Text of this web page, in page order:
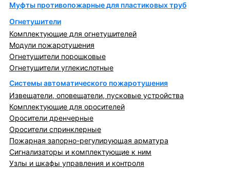
Муфты противопожарные для пластиковых труб
Огнетушители
Комплектующие для огнетушителей
Модули пожаротушения
Огнетушители порошковые
Огнетушители углекислотные
Системы автоматического пожаротушения
Извещатели, оповещатели, пусковые устройства
Комплектующие для оросителей
Оросители дренчерные
Оросители спринклерные
Пожарная запорно-регулирующая арматура
Сигнализаторы и комплектующие к ним
Узлы и шкафы управления и контроля